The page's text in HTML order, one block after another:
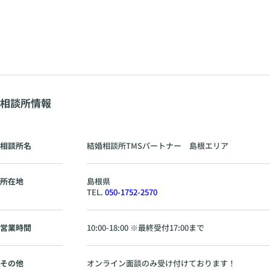
相談所情報
相談所名 結婚相談所TMSパートナー 島根エリア
所在地
島根県
TEL. 050-1752-2570
営業時間 10:00-18:00 ※最終受付17:00まで
その他 オンライン面談のみ受け付けております！